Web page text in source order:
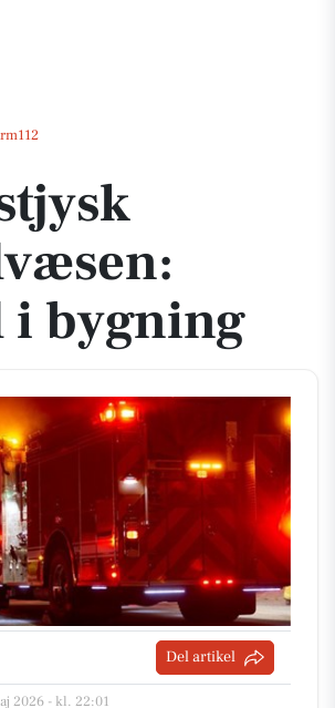
Brand i bygning
i bygning
Del artikel
2026 - kl. 22:01